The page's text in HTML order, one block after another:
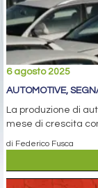
6 agosto 2025
AUTOMOTIVE,
La produzione di
mese di crescita
di Federico Fusca